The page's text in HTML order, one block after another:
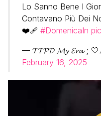
Lo Sanno Bene I
Contavano Più Dei
❤️‍🩹 #DomenicaIn
— 𝓣𝓣𝓟𝓓 𝓜𝔂 𝓔𝓻𝓪 ;
February 16, 2025